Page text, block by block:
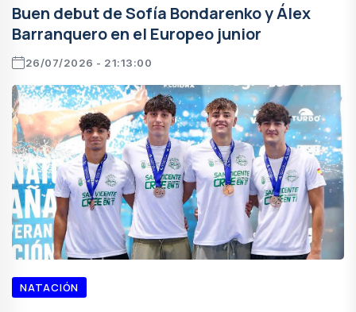
Buen debut de Sofía Bondarenko y Álex
Barranquero en el Europeo junior
26/07/2026 - 21:13:00
NATACIÓN